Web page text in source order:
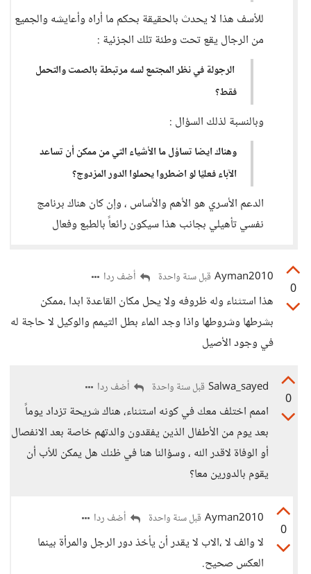
للأسف هذا لا يحدث بالحقيقة بحكم ما أراه وأعايشه والجميع
من الرجال يقع تحت وطئة تلك الجزئية :
الرجولة في نظر المجتمع لسه مرتبطة بالصمت والتحمل
فقط؟
وبالنسبة لذلك السؤال :
وهناك ايضا تساؤل ما الأشياء التي من ممكن أن تساعد
الآباء فعليًا لو اضطروا يحملوا الدور المزدوج؟
الدعم الأسري هو الأهم والأساس ، وإن كان هناك برنامج
نفسي تأهيلي بجانب هذا سيكون رائعاً بالطبع وفعال
0
Ayman2010 قبل سنة واحدة أضف ردا
هذا استثناء وله ظروفه ولا يحل مكان القاعدة ابدا ،ممكن
بشرطها وشروطها واذا وجد الماء بطل التيمم والوكيل لا حاجة له
في وجود الأصيل
0
Salwa_sayed قبل سنة واحدة أضف ردا
اممم اختلف معك في كونه استثناء، هناك شريحة تزداد يوماً
بعد يوم من الأطفال الذين يفقدون والدتهم خاصة بعد الانفصال
أو الوفاة لاقدر الله ، وسؤالنا هنا في ظنك هل يمكن للأب أن
يقوم بالدورين معا؟
0
Ayman2010 قبل سنة واحدة أضف ردا
لا والف لا ،الاب لا يقدر أن يأخذ دور الرجل والمرأة بينما
العكس صحيح.